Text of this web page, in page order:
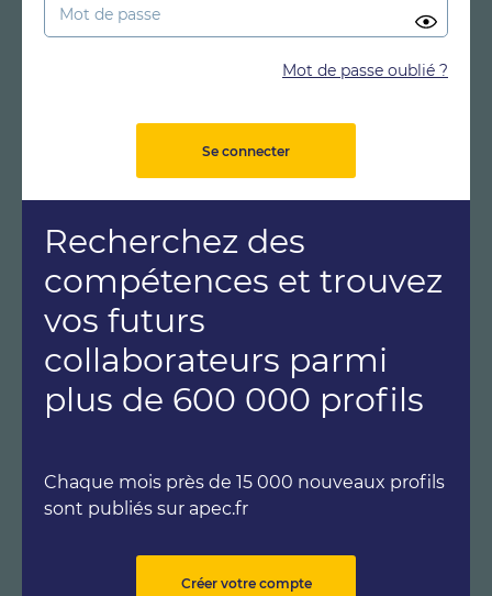
Mot de passe oublié ?
Se connecter
Recherchez des
compétences et trouvez
vos futurs
collaborateurs parmi
plus de 600 000 profils
Chaque mois près de 15 000 nouveaux profils
sont publiés sur apec.fr
Créer votre compte